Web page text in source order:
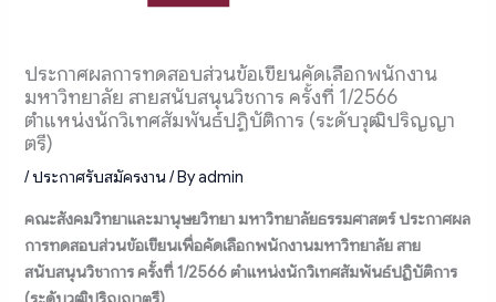
ประกาศผลการทดสอบส่วนข้อเขียนคัดเลือกพนักงาน
มหาวิทยาลัย สายสนับสนุนวิชการ ครั้งที่ 1/2566
ตำแหน่งนักวิเทศสัมพันธ์ปฏิบัติการ (ระดับวุฒิปริญญา
ตรี)
/ประกาศรับสมัครงาน/ Byadmin
คณะสังคมวิทยาและมานุษยวิทยา มหาวิทยาลัยธรรมศาสตร์ ประกาศผล
การทดสอบส่วนข้อเขียนเพื่อคัดเลือกพนักงานมหาวิทยาลัย สาย
สนับสนุนวิชาการ ครั้งที่ 1/2566 ตำแหน่งนักวิเทศสัมพันธ์ปฏิบัติการ